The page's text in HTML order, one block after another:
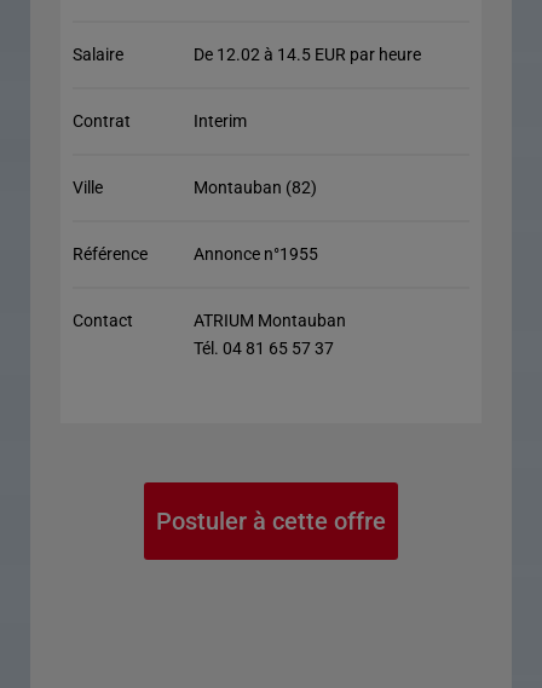
Salaire De 12.02 à 14.5 EUR par heure
Contrat Interim
Ville Montauban (82)
Référence Annonce n°1955
Contact
ATRIUM Montauban
Tél. 04 81 65 57 37
Postuler à cette offre